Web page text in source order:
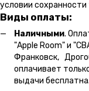
условии сохранности
Виды оплаты:
Наличными.
"Apple Room" и
Франковск,
оплачивает
выдачи бесплатна.